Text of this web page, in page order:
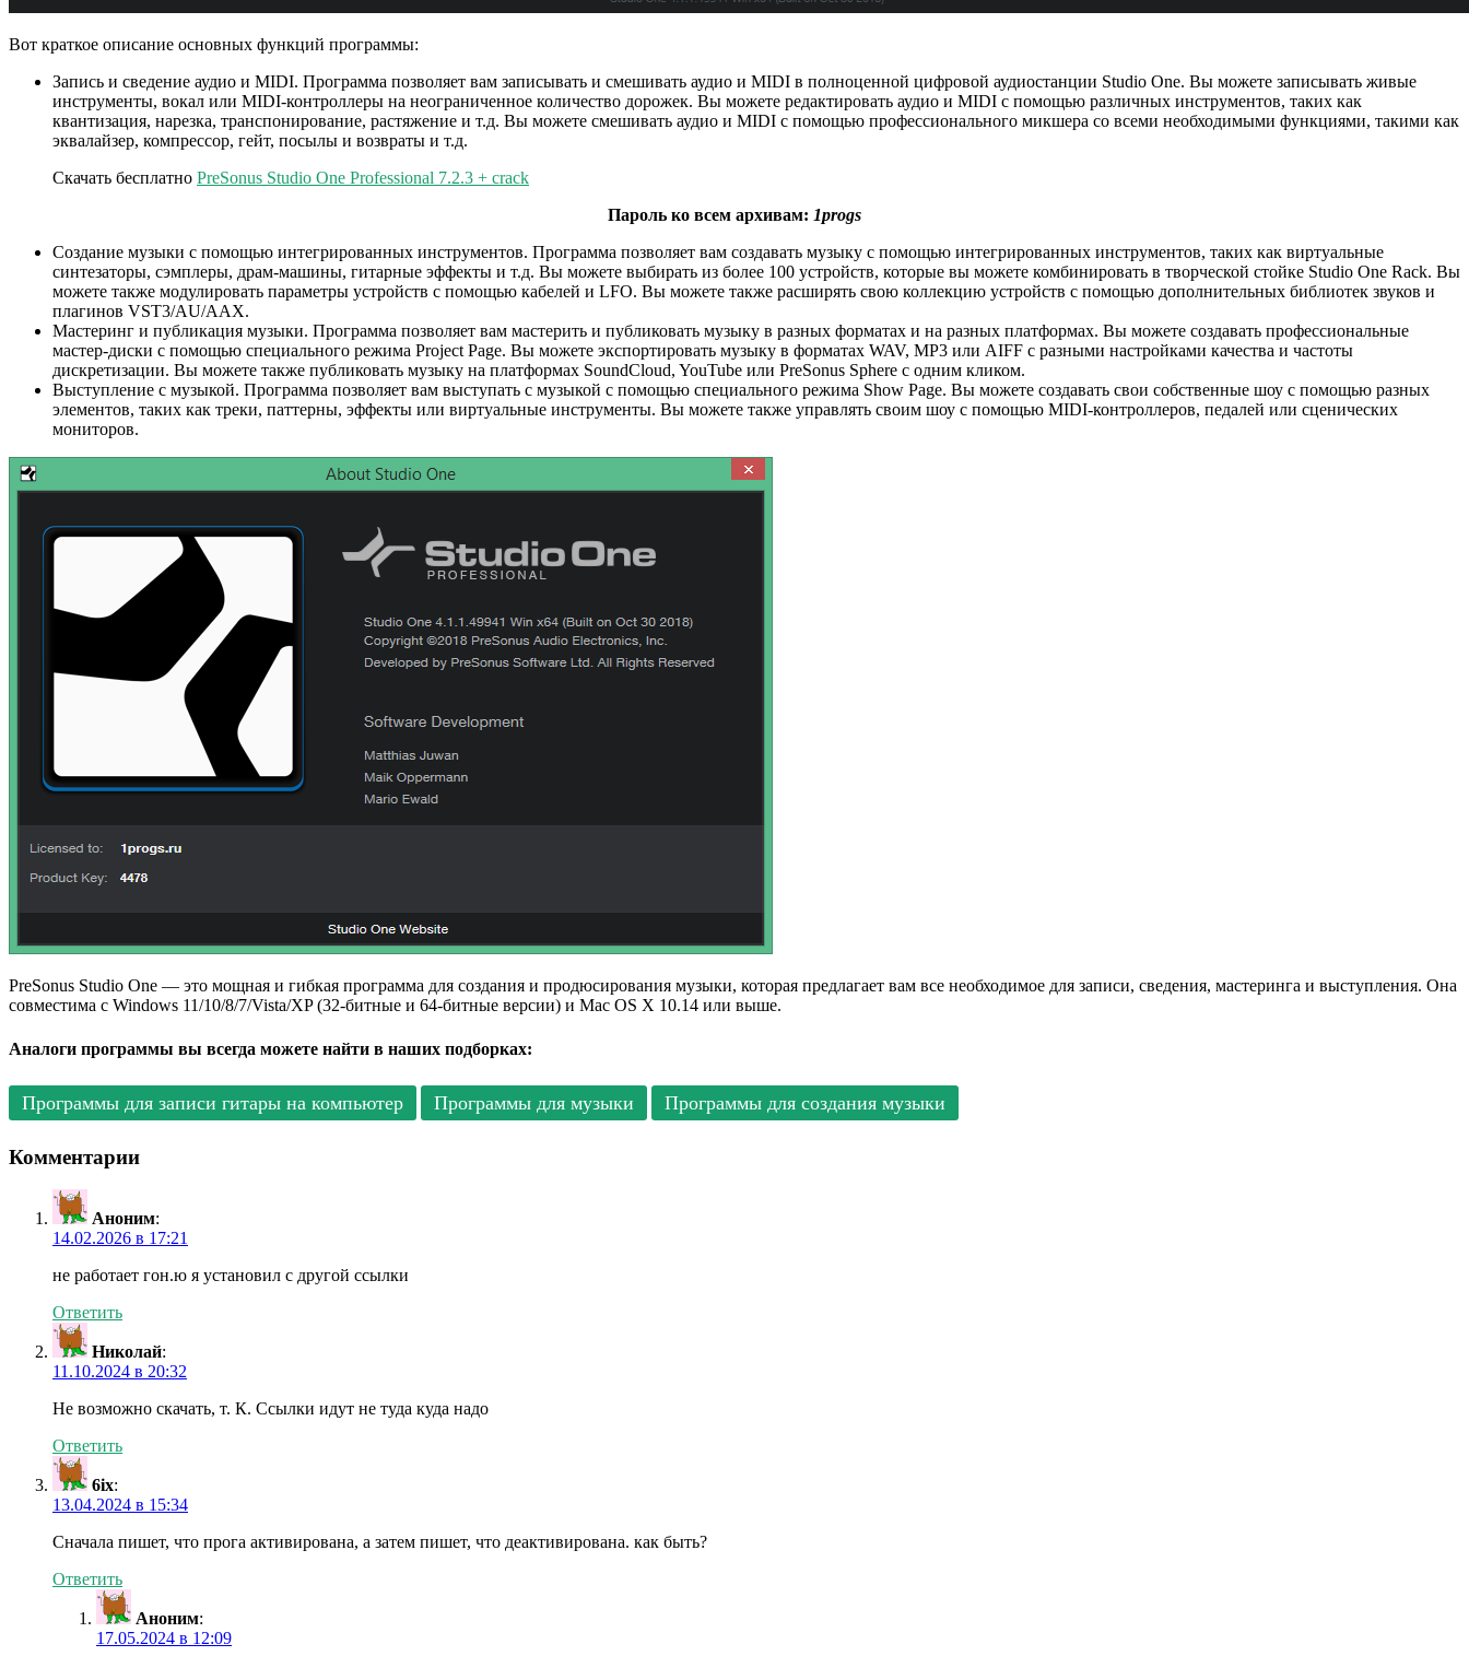
Вот краткое описание основных функций программы:
Запись и сведение аудио и MIDI. Программа позволяет вам записывать и смешивать аудио и MIDI в полноценной цифровой аудиостанции Studio One. Вы можете записывать живые
инструменты, вокал или MIDI-контроллеры на неограниченное количество дорожек. Вы можете редактировать аудио и MIDI с помощью различных инструментов, таких как
квантизация, нарезка, транспонирование, растяжение и т.д. Вы можете смешивать аудио и MIDI с помощью профессионального микшера со всеми необходимыми функциями, такими как
эквалайзер, компрессор, гейт, посылы и возвраты и т.д.
Скачать бесплатно PreSonus Studio One Professional 7.2.3 + crack
Пароль ко всем архивам: 1progs
Создание музыки с помощью интегрированных инструментов. Программа позволяет вам создавать музыку с помощью интегрированных инструментов, таких как виртуальные
синтезаторы, сэмплеры, драм-машины, гитарные эффекты и т.д. Вы можете выбирать из более 100 устройств, которые вы можете комбинировать в творческой стойке Studio One Rack. Вы
можете также модулировать параметры устройств с помощью кабелей и LFO. Вы можете также расширять свою коллекцию устройств с помощью дополнительных библиотек звуков и
плагинов VST3/AU/AAX.
Мастеринг и публикация музыки. Программа позволяет вам мастерить и публиковать музыку в разных форматах и на разных платформах. Вы можете создавать профессиональные
мастер-диски с помощью специального режима Project Page. Вы можете экспортировать музыку в форматах WAV, MP3 или AIFF с разными настройками качества и частоты
дискретизации. Вы можете также публиковать музыку на платформах SoundCloud, YouTube или PreSonus Sphere с одним кликом.
Выступление с музыкой. Программа позволяет вам выступать с музыкой с помощью специального режима Show Page. Вы можете создавать свои собственные шоу с помощью разных
элементов, таких как треки, паттерны, эффекты или виртуальные инструменты. Вы можете также управлять своим шоу с помощью MIDI-контроллеров, педалей или сценических
мониторов.
PreSonus Studio One — это мощная и гибкая программа для создания и продюсирования музыки, которая предлагает вам все необходимое для записи, сведения, мастеринга и выступления. Она
совместима с Windows 11/10/8/7/Vista/XP (32-битные и 64-битные версии) и Mac OS X 10.14 или выше.
Аналоги программы вы всегда можете найти в наших подборках:
Программы для записи гитары на компьютер Программы для музыки Программы для создания музыки
Комментарии
Аноним:
14.02.2026 в 17:21
не работает гон.ю я установил с другой ссылки
Ответить
Николай:
11.10.2024 в 20:32
Не возможно скачать, т. К. Ссылки идут не туда куда надо
Ответить
6ix:
13.04.2024 в 15:34
Сначала пишет, что прога активирована, а затем пишет, что деактивирована. как быть?
Ответить
Аноним:
17.05.2024 в 12:09